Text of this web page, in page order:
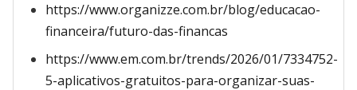
https://www.organizze.com.br/blog/educacao-
financeira/futuro-das-financas
https://www.em.com.br/trends/2026/01/7334752-
5-aplicativos-gratuitos-para-organizar-suas-